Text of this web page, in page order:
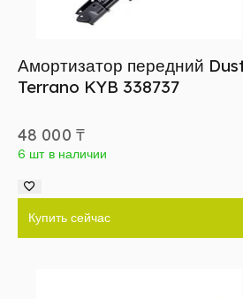
Амортизатор передний
Terrano KYB 338737
48 000 ₸
6 шт в наличии
Купить сейчас